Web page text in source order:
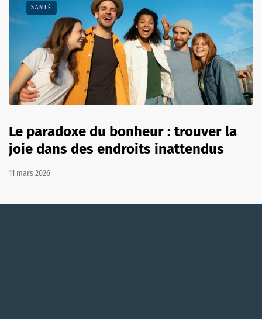
SANTÉ
Le paradoxe du bonheur : trouver la
joie dans des endroits inattendus
11 mars 2026